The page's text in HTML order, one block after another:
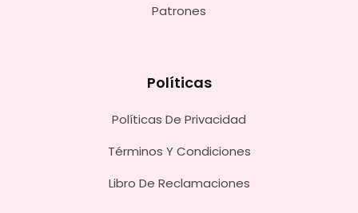
Patrones
Políticas
Políticas De Privacidad
Términos Y Condiciones
Libro De Reclamaciones